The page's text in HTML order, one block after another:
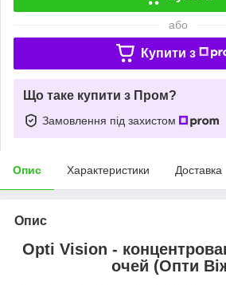
або
Купити з
Що таке купити з Пром?
Замовлення під захистом
Опис Характеристики Доставка
Опис
Opti Vision -
очей (Опти